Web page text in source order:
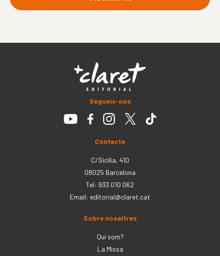
Segueix-nos
Contacte
C/Sicília, 410
08025 Barcelona
Tel: 933 010 062
Email: editorial@claret.cat
Sobre nosaltres
Qui som?
La Missa